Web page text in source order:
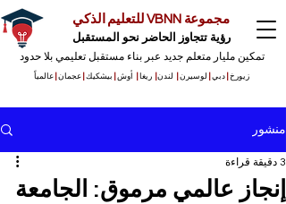
مجموعة VBNN للتعليم الذكي
رؤية تتجاوز الحاضر نحو المستقبل
تمكين مليار متعلم جديد عبر بناء مستقبل تعليمي بلا حدود
زيورخ دبي لوسيرن لندن ريغا أوش بيشكيك عجمان |عالمياً
منشور
إنجاز عالمي مرموق: الجامعة
3 دقيقة قراءة